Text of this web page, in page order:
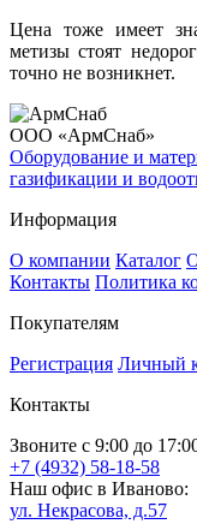
Цена тоже имеет
метизы стоят
точно не возникнет.
ООО «АрмСнаб»
Оборудование и
газификации и
Информация
О компании Каталог
Контакты Политика
Покупателям
Регистрация Личный
Контакты
Звоните с 9:00 до
+7 (4932) 58-18-58
Наш офис в Иваново:
ул. Некрасова, д.57